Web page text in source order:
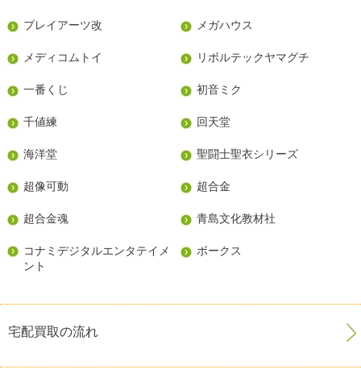
プレイアーツ改 メガハウス
メディコムトイ リボルテックヤマグチ
一番くじ 初音ミク
千値練 回天堂
海洋堂 聖闘士聖衣シリーズ
超像可動 超合金
超合金魂 青島文化教材社
コナミデジタルエンタテイメ
ント
ボークス
宅配買取の流れ